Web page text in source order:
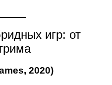
игр: от
2020)